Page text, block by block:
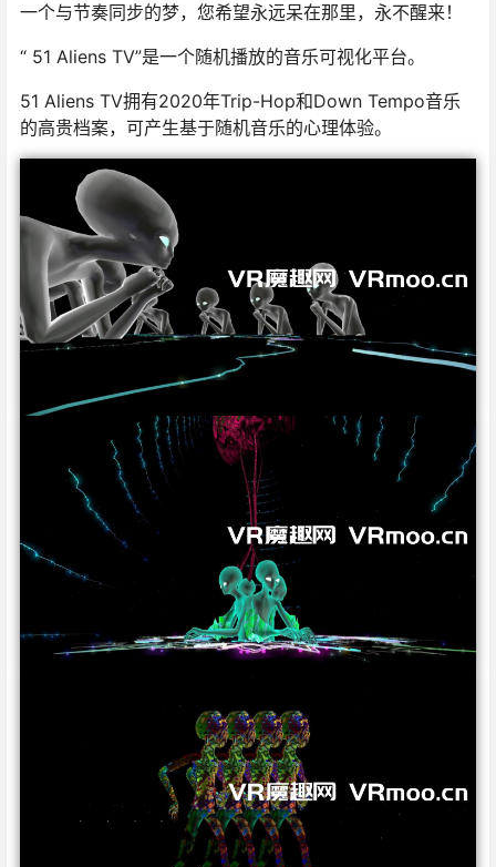
一个与节奏同步的梦，您希望永远呆在那里，永不醒来！
“ 51 Aliens TV”是一个随机播放的音乐可视化平台。
51 Aliens TV拥有2020年Trip-Hop和Down Tempo音乐
的高贵档案，可产生基于随机音乐的心理体验。